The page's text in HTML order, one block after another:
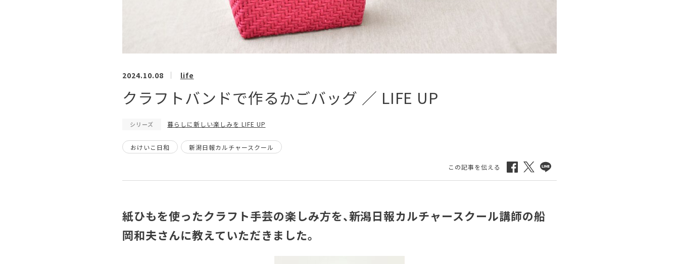
2024.10.08 life
クラフトバンドで作るかごバッグ ／ LIFE UP
シリーズ 暮らしに新しい楽しみを LIFE UP
おけいこ日和 新潟日報カルチャースクール
紙ひもを使ったクラフト手芸の楽しみ方を、新潟日報カルチャースクール講師の船
岡和夫さんに教えていただきました。